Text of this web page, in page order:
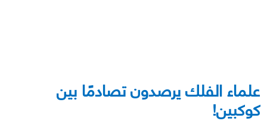
علماء الفلك يرصدون تصادمًا بين
كوكبين!